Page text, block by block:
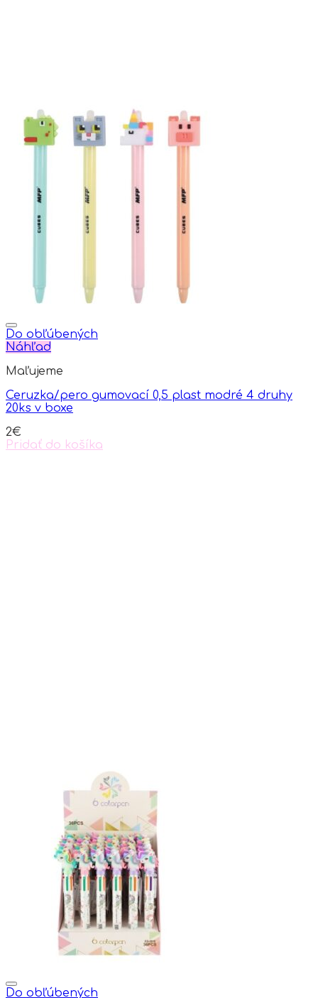
Do obľúbených
Náhľad
Maľujeme
Ceruzka/pero gumovací 0,5 plast modré 4 druhy
20ks v boxe
2€
Pridať do košíka
Do obľúbených